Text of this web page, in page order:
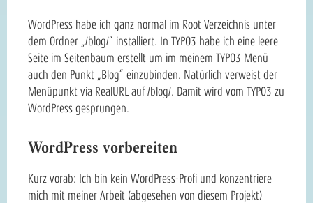
WordPress habe ich ganz normal im Root Verzeichnis unter
dem Ordner „/blog/“ installiert. In TYPO3 habe ich eine leere
Seite im Seitenbaum erstellt um im meinem TYPO3 Menü
auch den Punkt „Blog“ einzubinden. Natürlich verweist der
Menüpunkt via RealURL auf /blog/. Damit wird vom TYPO3 zu
WordPress gesprungen.
WordPress vorbereiten
Kurz vorab: Ich bin kein WordPress-Profi und konzentriere
mich mit meiner Arbeit (abgesehen von diesem Projekt)